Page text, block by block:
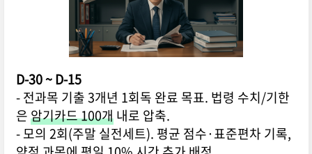
D-30 ~ D-15
- 전과목 기출 3개년 1회독 완료 목표. 법령 수치/기한
은암기카드 100개내로 압축.
- 모의 2회(주말 실전세트). 평균 점수·표준편차 기록,